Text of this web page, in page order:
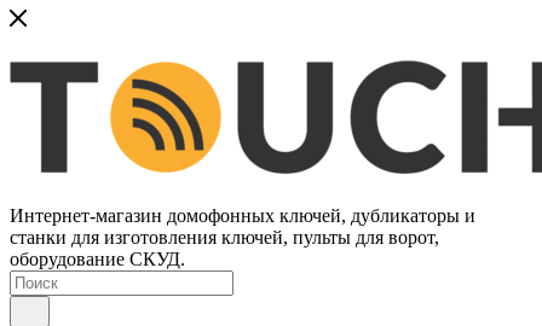
Интернет-магазин домофонных ключей, дубликаторы и
станки для изготовления ключей, пульты для ворот,
оборудование СКУД.